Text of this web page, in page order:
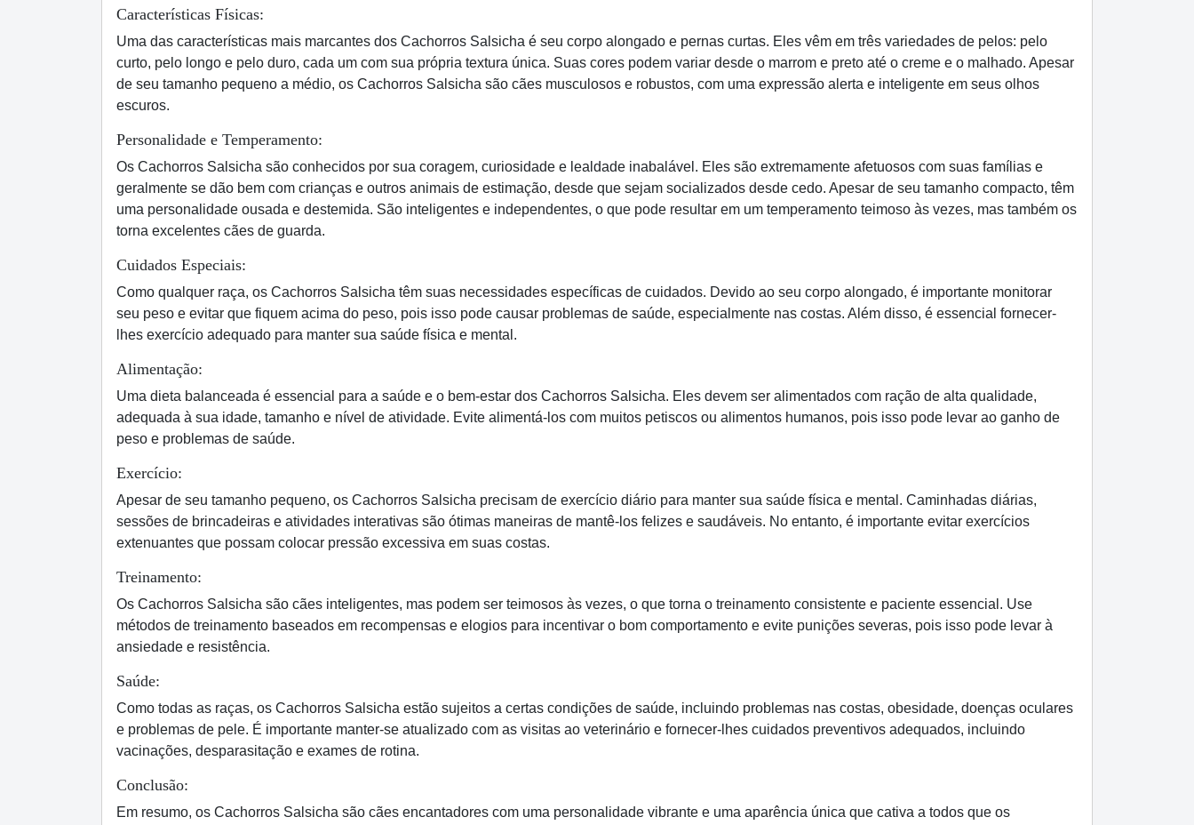
Características Físicas:
Uma das características mais marcantes dos Cachorros Salsicha é seu corpo alongado e pernas curtas. Eles vêm em três variedades de pelos: pelo
curto, pelo longo e pelo duro, cada um com sua própria textura única. Suas cores podem variar desde o marrom e preto até o creme e o malhado. Apesar
de seu tamanho pequeno a médio, os Cachorros Salsicha são cães musculosos e robustos, com uma expressão alerta e inteligente em seus olhos
escuros.
Personalidade e Temperamento:
Os Cachorros Salsicha são conhecidos por sua coragem, curiosidade e lealdade inabalável. Eles são extremamente afetuosos com suas famílias e
geralmente se dão bem com crianças e outros animais de estimação, desde que sejam socializados desde cedo. Apesar de seu tamanho compacto, têm
uma personalidade ousada e destemida. São inteligentes e independentes, o que pode resultar em um temperamento teimoso às vezes, mas também os
torna excelentes cães de guarda.
Cuidados Especiais:
Como qualquer raça, os Cachorros Salsicha têm suas necessidades específicas de cuidados. Devido ao seu corpo alongado, é importante monitorar
seu peso e evitar que fiquem acima do peso, pois isso pode causar problemas de saúde, especialmente nas costas. Além disso, é essencial fornecer-
lhes exercício adequado para manter sua saúde física e mental.
Alimentação:
Uma dieta balanceada é essencial para a saúde e o bem-estar dos Cachorros Salsicha. Eles devem ser alimentados com ração de alta qualidade,
adequada à sua idade, tamanho e nível de atividade. Evite alimentá-los com muitos petiscos ou alimentos humanos, pois isso pode levar ao ganho de
peso e problemas de saúde.
Exercício:
Apesar de seu tamanho pequeno, os Cachorros Salsicha precisam de exercício diário para manter sua saúde física e mental. Caminhadas diárias,
sessões de brincadeiras e atividades interativas são ótimas maneiras de mantê-los felizes e saudáveis. No entanto, é importante evitar exercícios
extenuantes que possam colocar pressão excessiva em suas costas.
Treinamento:
Os Cachorros Salsicha são cães inteligentes, mas podem ser teimosos às vezes, o que torna o treinamento consistente e paciente essencial. Use
métodos de treinamento baseados em recompensas e elogios para incentivar o bom comportamento e evite punições severas, pois isso pode levar à
ansiedade e resistência.
Saúde:
Como todas as raças, os Cachorros Salsicha estão sujeitos a certas condições de saúde, incluindo problemas nas costas, obesidade, doenças oculares
e problemas de pele. É importante manter-se atualizado com as visitas ao veterinário e fornecer-lhes cuidados preventivos adequados, incluindo
vacinações, desparasitação e exames de rotina.
Conclusão:
Em resumo, os Cachorros Salsicha são cães encantadores com uma personalidade vibrante e uma aparência única que cativa a todos que os